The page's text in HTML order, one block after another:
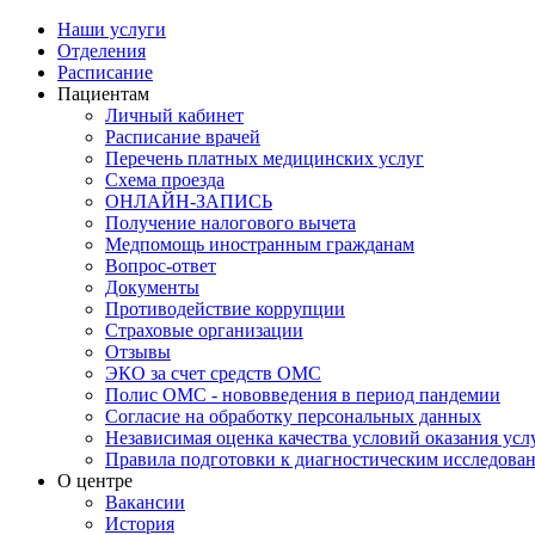
Наши услуги
Отделения
Расписание
Пациентам
Личный кабинет
Расписание врачей
Перечень платных медицинских услуг
Схема проезда
ОНЛАЙН-ЗАПИСЬ
Получение налогового вычета
Медпомощь иностранным гражданам
Вопрос-ответ
Документы
Противодействие коррупции
Страховые организации
Отзывы
ЭКО за счет средств ОМС
Полис ОМС - нововведения в период пандемии
Согласие на обработку персональных данных
Независимая оценка качества условий оказания
Правила подготовки к диагностическим
О центре
Вакансии
История